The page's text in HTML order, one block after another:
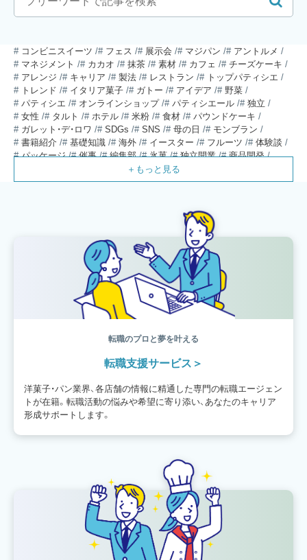
コンビニスイーツ フェス 展示会 マジパン
アントルメ
マネジメント
カカオ 抹茶 素材 カフェ
チーズケーキ
アレンジ
キャリア 製法 レストラン
トップパティシエ
トレンド
イタリア菓子 ガトー アイデア
野菜
パティシエ
オンラインショップ パティシエール
独立
女性
タルト ホテル 米粉 食材
パウンドケーキ
ガレット・デ・ロワ
SDGs SNS 母の日
モンブラン
書籍紹介
基礎知識 海外 イースター フルーツ
体験談
パッケージ
催事 編集部 氷菓 独立開業
商品開発
ブーランジェ
販売促進
コラム パン スタッフ育成
就職活動
インタビュー
コロナ対策
ショコラティエ
ベーカリー 工場 専門学生
海外事情
ワークライフバランス
生菓子 アシェットデセール
フランス オーブン担当 チョコレート
転職のプロと夢を叶える
転職支援サービス
洋菓子・パン業界、各店舗の情報に精通した専門の転職エージェン
トが在籍。転職活動の悩みや希望に寄り添い、あなたのキャリア
形成サポートします。